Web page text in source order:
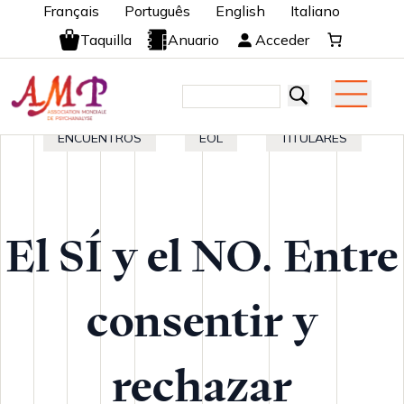
Français Português English
Italiano
Taquilla
Anuario Acceder
ENCUENTROS EOL TITULARES
El SÍ y el NO. Entre
consentir y
rechazar